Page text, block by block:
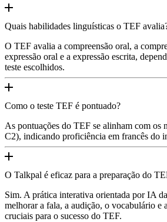
Quais habilidades linguísticas o TEF
O TEF avalia a compreensão oral, a
expressão oral e a expressão escrita,
teste escolhidos.
Como o teste TEF é pontuado?
As pontuações do TEF se alinham com os
C2), indicando proficiência em francês do
O Talkpal é eficaz para a preparação do
Sim. A prática interativa orientada por IA
melhorar a fala, a audição, o vocabulário e
cruciais para o sucesso do TEF.